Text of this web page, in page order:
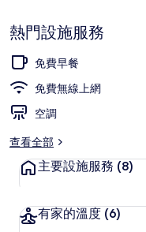
熱門設施服務
免費早餐
免費無線上網
空調
查看全部
主要設施服務 (8)
有家的溫度 (6)